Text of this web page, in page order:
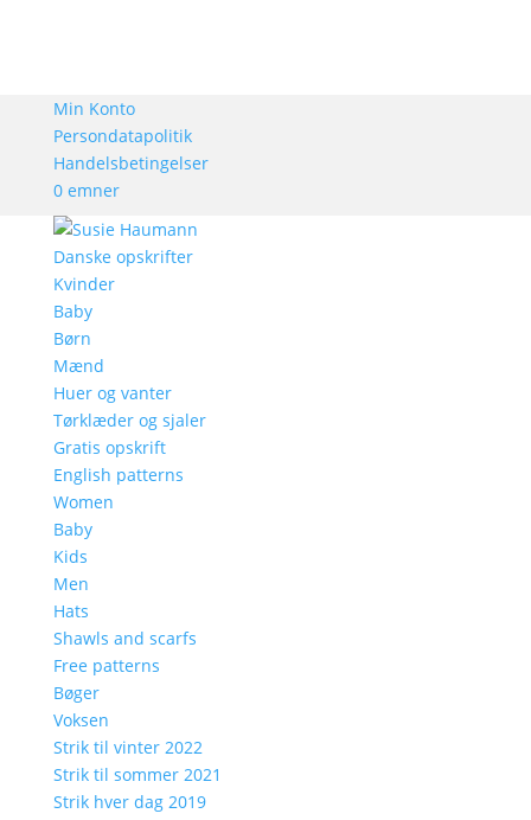
Min Konto
Persondatapolitik
Handelsbetingelser
0 emner
Danske opskrifter
Kvinder
Baby
Børn
Mænd
Huer og vanter
Tørklæder og sjaler
Gratis opskrift
English patterns
Women
Baby
Kids
Men
Hats
Shawls and scarfs
Free patterns
Bøger
Voksen
Strik til vinter 2022
Strik til sommer 2021
Strik hver dag 2019